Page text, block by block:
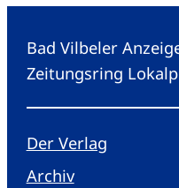
Bad Vilbeler
Zeitungsring
Der Verlag
Archiv